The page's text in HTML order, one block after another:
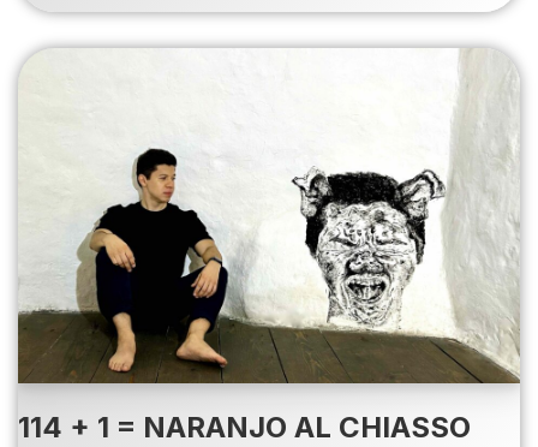
114 + 1 = NARANJO AL CHIASSO